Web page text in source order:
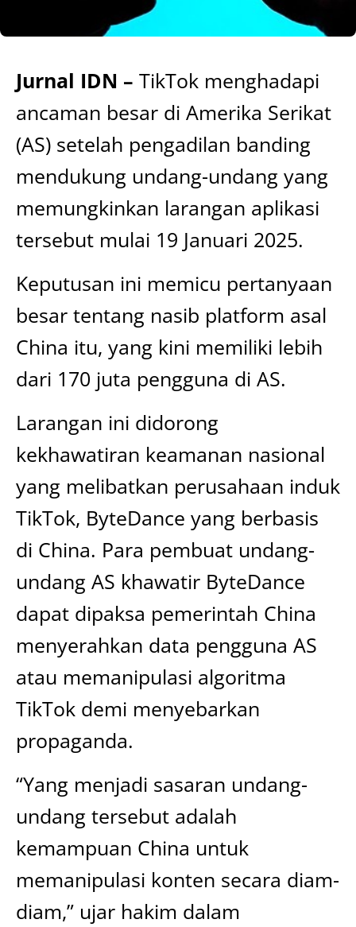
Jurnal IDN – TikTok menghadapi
ancaman besar di Amerika Serikat
(AS) setelah pengadilan banding
mendukung undang-undang yang
memungkinkan larangan aplikasi
tersebut mulai 19 Januari 2025.
Keputusan ini memicu pertanyaan
besar tentang nasib platform asal
China itu, yang kini memiliki lebih
dari 170 juta pengguna di AS.
Larangan ini didorong
kekhawatiran keamanan nasional
yang melibatkan perusahaan induk
TikTok, ByteDance yang berbasis
di China. Para pembuat undang-
undang AS khawatir ByteDance
dapat dipaksa pemerintah China
menyerahkan data pengguna AS
atau memanipulasi algoritma
TikTok demi menyebarkan
propaganda.
“Yang menjadi sasaran undang-
undang tersebut adalah
kemampuan China untuk
memanipulasi konten secara diam-
diam,” ujar hakim dalam